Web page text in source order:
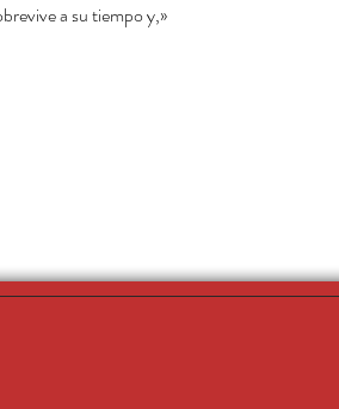
a su tiempo y,